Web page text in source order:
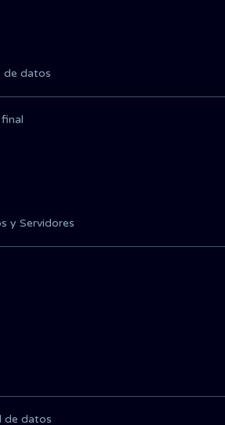
de datos
y Servidores
de datos